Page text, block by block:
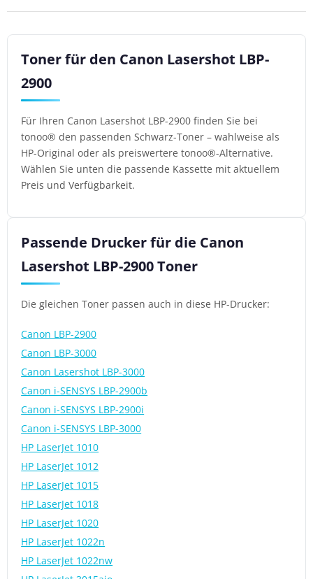
Toner für den Canon Lasershot LBP-
2900
Für Ihren Canon Lasershot LBP-2900 finden Sie bei
tonoo® den passenden Schwarz-Toner – wahlweise als
HP-Original oder als preiswertere tonoo®-Alternative.
Wählen Sie unten die passende Kassette mit aktuellem
Preis und Verfügbarkeit.
Passende Drucker für die Canon
Lasershot LBP-2900 Toner
Die gleichen Toner passen auch in diese HP-Drucker:
Canon LBP-2900
Canon LBP-3000
Canon Lasershot LBP-3000
Canon i-SENSYS LBP-2900b
Canon i-SENSYS LBP-2900i
Canon i-SENSYS LBP-3000
HP LaserJet 1010
HP LaserJet 1012
HP LaserJet 1015
HP LaserJet 1018
HP LaserJet 1020
HP LaserJet 1022n
HP LaserJet 1022nw